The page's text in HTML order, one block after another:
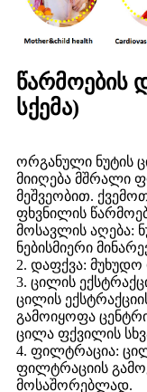
წარმოების
სქემა)
ორგანული ნუტის
მიიღება მშრალი
მეშვეობით.
ფხვნილის
მოსავლის აღება:
ნებისმიერი
2. დაფქვა:
3. ცილის
ცილის
გამოიყოფა
ცილა ფქვილის
4. ფილტრაცია:
ფილტრაციის
მოსაშორებლად.